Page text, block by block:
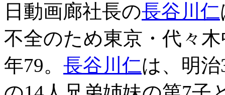
日動画廊社長の長谷川仁
不全のため東京・代々
年79。 長谷川仁は、明治